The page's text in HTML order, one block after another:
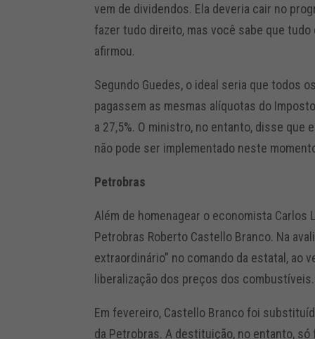
vem de dividendos. Ela deveria cair no
fazer tudo direito, mas você sabe que
afirmou.
Segundo Guedes, o ideal seria que todos
pagassem as mesmas alíquotas do
a 27,5%. O ministro, no entanto, disse
não pode ser implementado neste
Petrobras
Além de homenagear o economista
Petrobras Roberto Castello Branco. Na
extraordinário” no comando da estatal, ao
liberalização dos preços dos combustíveis.
Em fevereiro, Castello Branco foi
da Petrobras. A destituição, no entanto,